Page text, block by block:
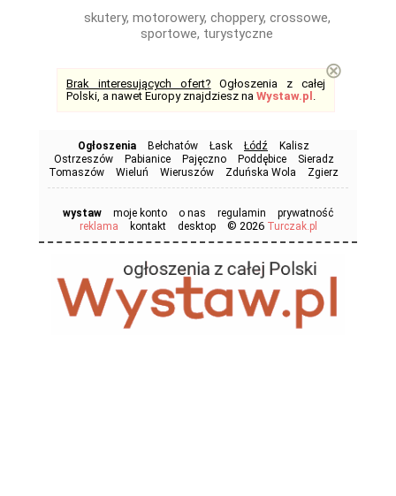
skutery, motorowery, choppery, crossowe,
sportowe, turystyczne
Brak interesujących ofert? Ogłoszenia z całej
Polski, a nawet Europy znajdziesz na Wystaw.pl .
⊗
Ogłoszenia Bełchatów Łask Łódź
Kalisz
Ostrzeszów
Pabianice Pajęczno Poddębice
Sieradz
Tomaszów
Wieluń Wieruszów Zduńska Wola Zgierz
wystaw moje konto o nas regulamin
prywatność
reklama
kontakt desktop © 2026 Turczak.pl